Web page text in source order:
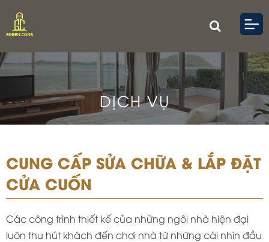
DỊCH VỤ
CUNG CẤP SỬA CHỮA & LẮP ĐẶT
CỬA CUỐN
Các công trình thiết kế của những ngôi nhà hiện đại
luôn thu hút khách đến chơi nhà từ những cái nhìn đầu